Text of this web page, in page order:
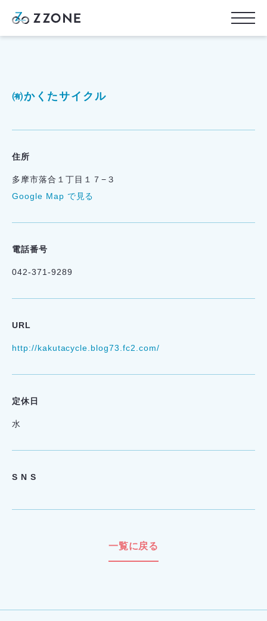
㈲かくたサイクル
住所
多摩市落合１丁目１７−３
Google Map で見る
電話番号
042-371-9289
URL
http://kakutacycle.blog73.fc2.com/
定休日
水
S N S
一覧に戻る